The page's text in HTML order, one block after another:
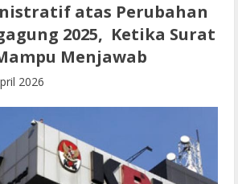
atas Perubahan
2025, Ketika Surat
Menjawab
2026